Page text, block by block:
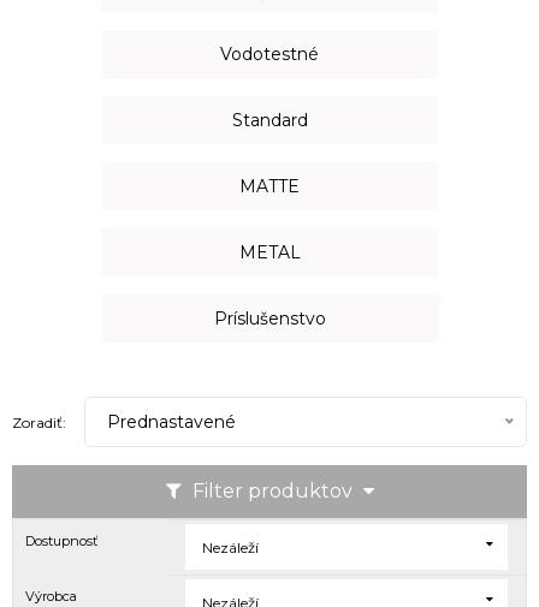
Vodotestné
Standard
MATTE
METAL
Príslušenstvo
Filter produktov
Zoradiť: Prednastavené
Dostupnosť Nezáleží
Výrobca Nezáleží